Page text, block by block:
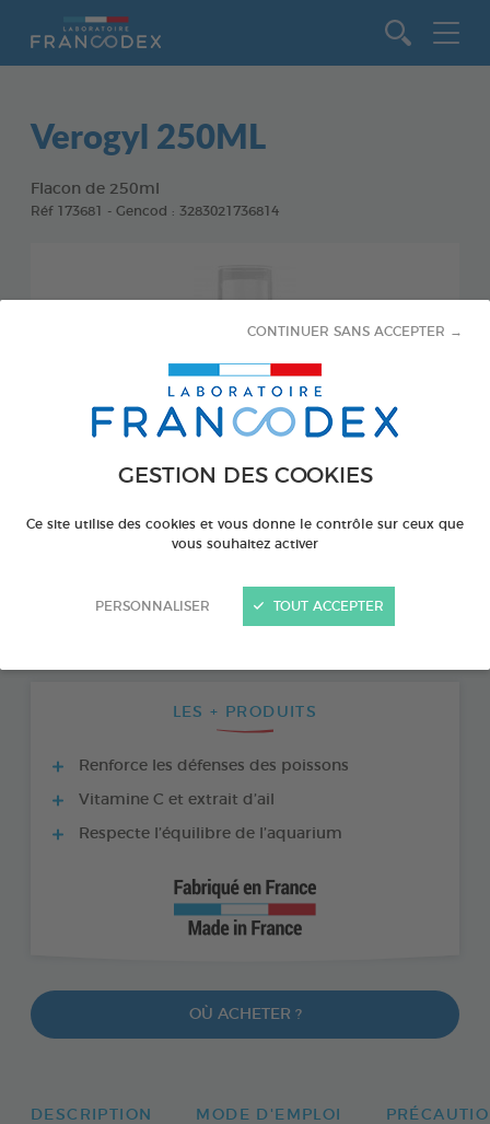
GESTION DES COOKIES
Ce site utilise des cookies et vous donne le contrôle sur ceux que
vous souhaitez activer
PERSONNALISER
CONTINUER SANS ACCEPTER →
TOUT ACCEPTER
Verogyl 250ML
Flacon de 250ml
Réf 173681 - Gencod : 3283021736814
LES + PRODUITS
Renforce les défenses des poissons
Vitamine C et extrait d’ail
Respecte l’équilibre de l’aquarium
OÙ ACHETER ?
DESCRIPTION MODE D'EMPLOI